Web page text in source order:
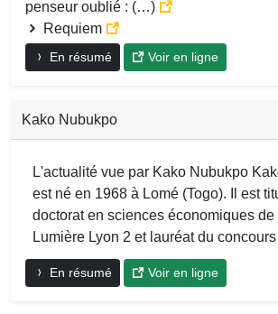
penseur oublié : (…)
Requiem
En résumé Voir en ligne
Kako Nubukpo
L'actualité vue par Kako Nubukpo
est né en 1968 à Lomé (Togo). Il est
doctorat en sciences économiques de
Lumière Lyon 2 et lauréat du
En résumé Voir en ligne